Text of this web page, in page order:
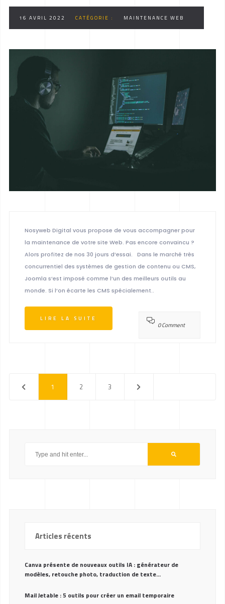
16 AVRIL 2022 CATÉGORIE : MAINTENANCE WEB
Nosyweb Digital vous propose de vous accompagner pour
la maintenance de votre site Web. Pas encore convaincu ?
Alors profitez de nos 30 jours d’essai. Dans le marché très
concurrentiel des systèmes de gestion de contenu ou CMS,
Joomla s’est imposé comme l’un des meilleurs outils au
monde. Si l’on écarte les CMS spécialement..
LIRE LA SUITE
0 Comment
1 2 3
Articles récents
Canva présente de nouveaux outils IA : générateur de
modèles, retouche photo, traduction de texte…
Mail Jetable : 5 outils pour créer un email temporaire